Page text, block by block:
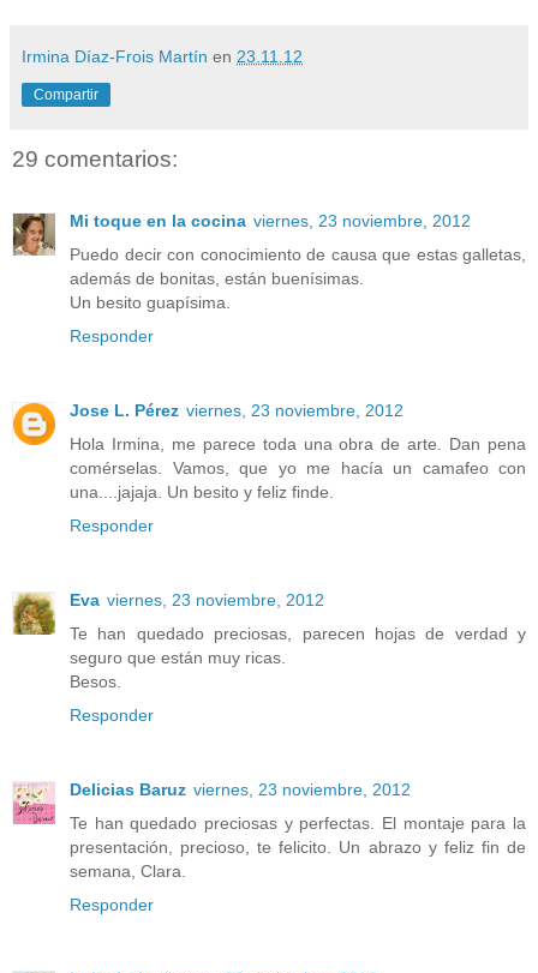
Irmina Díaz-Frois Martín en 23.11.12
Compartir
29 comentarios:
Mi toque en la cocina viernes, 23 noviembre, 2012
Puedo decir con conocimiento de causa que estas galletas,
además de bonitas, están buenísimas.
Un besito guapísima.
Responder
Jose L. Pérez viernes, 23 noviembre, 2012
Hola Irmina, me parece toda una obra de arte. Dan pena
comérselas. Vamos, que yo me hacía un camafeo con
una....jajaja. Un besito y feliz finde.
Responder
Eva viernes, 23 noviembre, 2012
Te han quedado preciosas, parecen hojas de verdad y
seguro que están muy ricas.
Besos.
Responder
Delicias Baruz viernes, 23 noviembre, 2012
Te han quedado preciosas y perfectas. El montaje para la
presentación, precioso, te felicito. Un abrazo y feliz fin de
semana, Clara.
Responder